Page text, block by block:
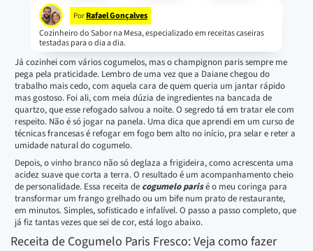
Por Rafael Gonçalves
Cozinheiro do Sabor na Mesa, especializado em receitas caseiras
testadas para o dia a dia.
Já cozinhei com vários cogumelos, mas o champignon paris sempre me
pega pela praticidade. Lembro de uma vez que a Daiane chegou do
trabalho mais cedo, com aquela cara de quem queria um jantar rápido
mas gostoso. Foi ali, com meia dúzia de ingredientes na bancada de
quartzo, que esse refogado salvou a noite. O segredo tá em tratar ele com
respeito. Não é só jogar na panela. Uma dica que aprendi em um curso de
técnicas francesas é refogar em fogo bem alto no início, pra selar e reter a
umidade natural do cogumelo.
Depois, o vinho branco não só deglaza a frigideira, como acrescenta uma
acidez suave que corta a terra. O resultado é um acompanhamento cheio
de personalidade. Essa receita de cogumelo parisé o meu coringa para
transformar um frango grelhado ou um bife num prato de restaurante,
em minutos. Simples, sofisticado e infalível. O passo a passo completo, que
já fiz tantas vezes que sei de cor, está logo abaixo.
Receita de Cogumelo Paris Fresco: Veja como fazer